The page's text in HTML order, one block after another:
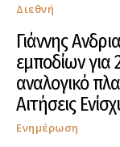
Διεθνή
Γιάννης
εμποδίων για
αναλογικό
Αιτήσεις
Ενημέρωση